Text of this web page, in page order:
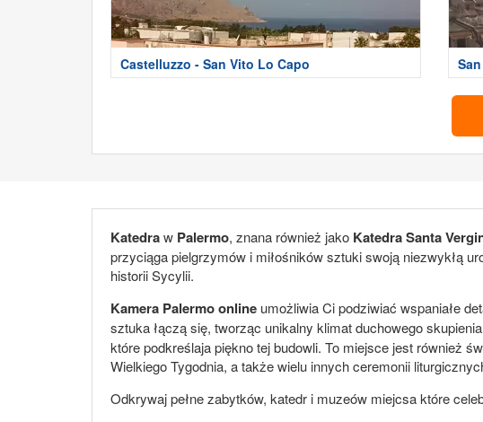
Castelluzzo - San Vito Lo Capo
Katedraw Palermo, znana również jako Katedra Santa
przyciąga pielgrzymów i miłośników sztuki swoją niezwykłą
historii Sycylii.
Kamera Palermo online umożliwia Ci podziwiać wspaniałe
sztuka łączą się, tworząc unikalny klimat duchowego
które podkreślaja piękno tej budowli. To miejsce jest również
Wielkiego Tygodnia, a także wielu innych ceremonii
Odkrywaj pełne zabytków, katedr i muzeów miejcsa które